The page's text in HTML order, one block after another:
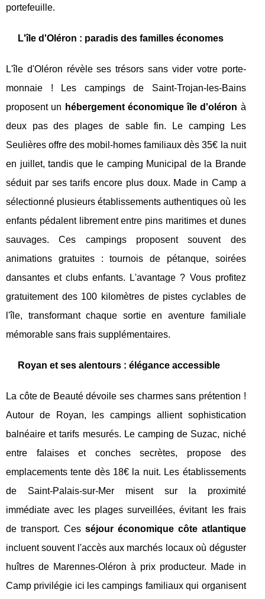
portefeuille.
L'île d'Oléron : paradis des familles économes
L'île d'Oléron révèle ses trésors sans vider votre porte-
monnaie ! Les campings de Saint-Trojan-les-Bains
proposent un hébergement économique île d'oléron à
deux pas des plages de sable fin. Le camping Les
Seulières offre des mobil-homes familiaux dès 35€ la nuit
en juillet, tandis que le camping Municipal de la Brande
séduit par ses tarifs encore plus doux. Made in Camp a
sélectionné plusieurs établissements authentiques où les
enfants pédalent librement entre pins maritimes et dunes
sauvages. Ces campings proposent souvent des
animations gratuites : tournois de pétanque, soirées
dansantes et clubs enfants. L'avantage ? Vous profitez
gratuitement des 100 kilomètres de pistes cyclables de
l'île, transformant chaque sortie en aventure familiale
mémorable sans frais supplémentaires.
Royan et ses alentours : élégance accessible
La côte de Beauté dévoile ses charmes sans prétention !
Autour de Royan, les campings allient sophistication
balnéaire et tarifs mesurés. Le camping de Suzac, niché
entre falaises et conches secrètes, propose des
emplacements tente dès 18€ la nuit. Les établissements
de Saint-Palais-sur-Mer misent sur la proximité
immédiate avec les plages surveillées, évitant les frais
de transport. Ces séjour économique côte atlantique
incluent souvent l'accès aux marchés locaux où déguster
huîtres de Marennes-Oléron à prix producteur. Made in
Camp privilégie ici les campings familiaux qui organisent